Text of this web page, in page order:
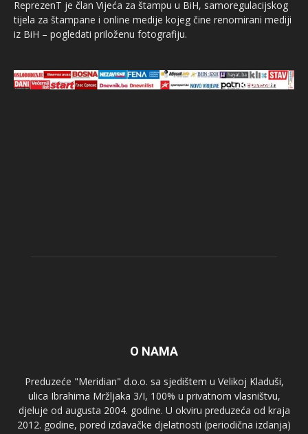
ReprezenT je član Vijeća za štampu u BiH, samoregulacijskog
tijela za štampane i online medije kojeg čine renomirani mediji
iz BiH – pogledati priloženu fotografiju.
O NAMA
Preduzeće "Meridian" d.o.o. sa sjedištem u Velikoj Kladuši,
ulica Ibrahima Mržljaka 3/I, 100% u privatnom vlasništvu,
djeluje od augusta 2004. godine. U okviru preduzeća od kraja
2012. godine, pored izdavačke djelatnosti (periodična izdanja)